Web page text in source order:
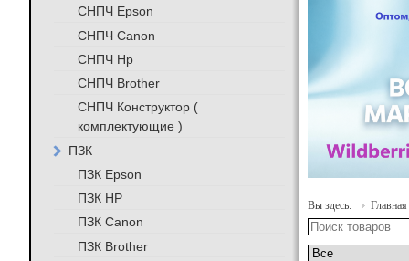
Вы здесь: Главная
СНПЧ Epson
СНПЧ Canon
СНПЧ Hp
СНПЧ Brother
СНПЧ Конструктор (
комплектующие )
ПЗК
ПЗК Epson
ПЗК HP
ПЗК Canon
ПЗК Brother